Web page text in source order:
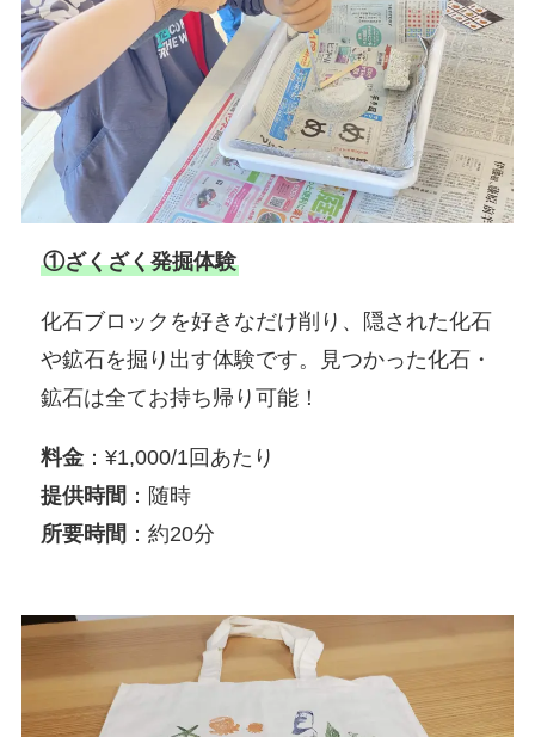
①ざくざく発掘体験
化石ブロックを好きなだけ削り、隠された化石
や鉱石を掘り出す体験です。見つかった化石・
鉱石は全てお持ち帰り可能！
料金 ：¥1,000/1回あたり
提供時間 ：随時
所要時間 ：約20分